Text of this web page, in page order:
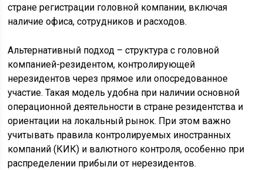
стране регистрации головной компании, включая
наличие офиса, сотрудников и расходов.
Альтернативный подход – структура с головной
компанией-резидентом, контролирующей
нерезидентов через прямое или опосредованное
участие. Такая модель удобна при наличии основной
операционной деятельности в стране резидентства и
ориентации на локальный рынок. При этом важно
учитывать правила контролируемых иностранных
компаний (КИК) и валютного контроля, особенно при
распределении прибыли от нерезидентов.